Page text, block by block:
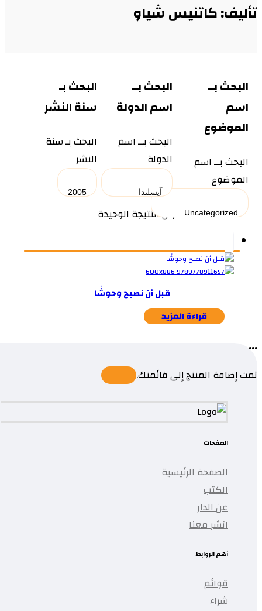
تأليف: كاتنيس شياو
البحث بــ
اسم
الموضوع
البحث بــ اسم
الموضوع
البحث بــ
اسم الدولة
البحث بــ اسم
الدولة
البحث بـ
سنة النشر
البحث بـ سنة
النشر
عرض النتيجة الوحيدة
قبل أن نصبح وحوشًا
قراءة المزيد
...
تمت إضافة المنتج إلى قائمتك.
الصفحات
الصفحة الرئيسية
الكتب
عن الدار
انشر معنا
أهم الروابط
قوائم
شراء